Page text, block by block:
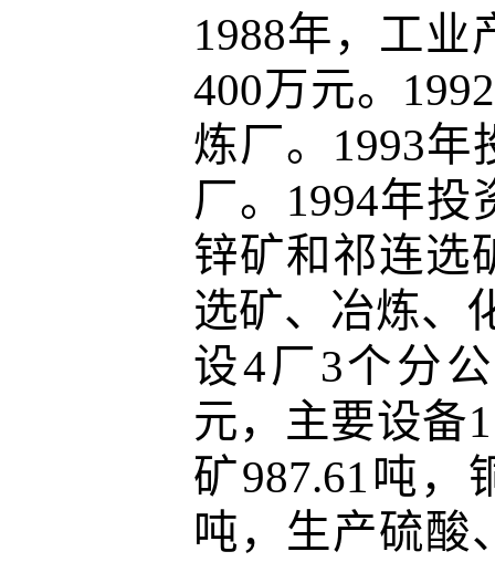
1988年，工业
400万元。
炼厂。1993年
厂。1994年投
锌矿和祁连选
选矿、冶炼、
设4厂3个分
元，主要设备
矿987.61吨，
吨，生产硫酸